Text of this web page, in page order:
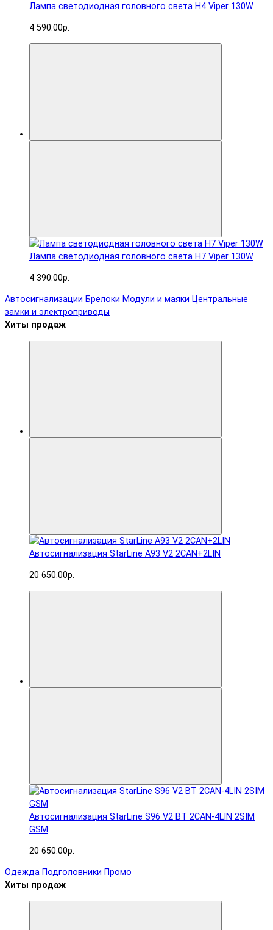
Лампа светодиодная головного света H4 Viper 130W
4 590.00р.
Лампа светодиодная головного света H7 Viper 130W
4 390.00р.
Автосигнализации Брелоки Модули и маяки Центральные
замки и электроприводы
Хиты продаж
Автосигнализация StarLine A93 V2 2CAN+2LIN
20 650.00р.
Автосигнализация StarLine S96 V2 BT 2CAN-4LIN 2SIM
GSM
20 650.00р.
Одежда Подголовники Промо
Хиты продаж